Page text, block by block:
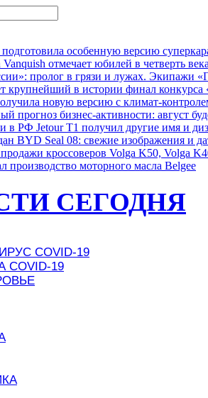
особенную версию
отмечает юбилей в четверть
пролог в грязи и лужах. Экипажи
крупнейший в истории финал конкурса
новую версию с климат-
прогноз бизнес-активности: август
в РФ Jetour T1 получил другие имя и
BYD Seal 08: свежие изображения и
кроссоверов Volga K50, Volga
производство моторного масла Belgee
СЕГОДНЯ
COVID-19
COVID-19